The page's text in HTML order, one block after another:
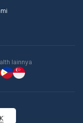
lainnya